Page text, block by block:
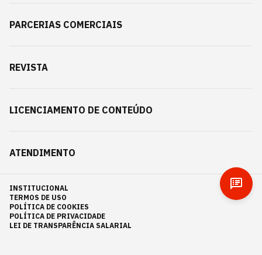
PARCERIAS COMERCIAIS
REVISTA
LICENCIAMENTO DE CONTEÚDO
ATENDIMENTO
INSTITUCIONAL
TERMOS DE USO
POLÍTICA DE COOKIES
POLÍTICA DE PRIVACIDADE
LEI DE TRANSPARÊNCIA SALARIAL